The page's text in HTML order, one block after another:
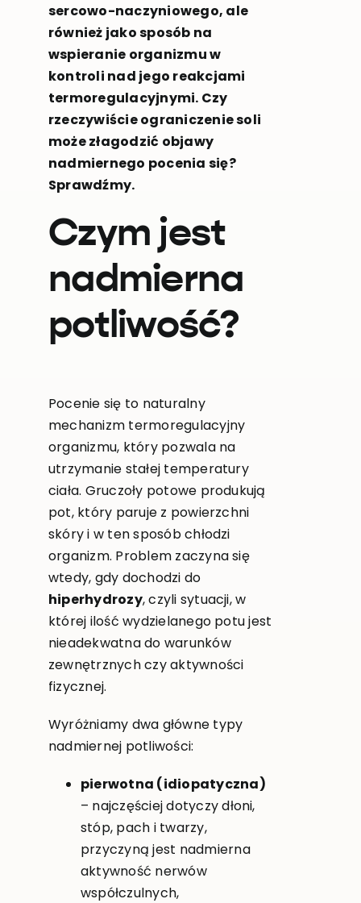
sercowo-naczyniowego, ale
również jako sposób na
wspieranie organizmu w
kontroli nad jego reakcjami
termoregulacyjnymi. Czy
rzeczywiście ograniczenie soli
może złagodzić objawy
nadmiernego pocenia się?
Sprawdźmy.
Czym jest
nadmierna
potliwość?
Pocenie się to naturalny
mechanizm termoregulacyjny
organizmu, który pozwala na
utrzymanie stałej temperatury
ciała. Gruczoły potowe produkują
pot, który paruje z powierzchni
skóry i w ten sposób chłodzi
organizm. Problem zaczyna się
wtedy, gdy dochodzi do
hiperhydrozy, czyli sytuacji, w
której ilość wydzielanego potu jest
nieadekwatna do warunków
zewnętrznych czy aktywności
fizycznej.
Wyróżniamy dwa główne typy
nadmiernej potliwości:
pierwotna (idiopatyczna)
– najczęściej dotyczy dłoni,
stóp, pach i twarzy,
przyczyną jest nadmierna
aktywność nerwów
współczulnych,